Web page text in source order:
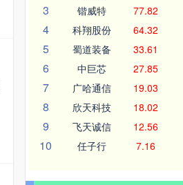
3 锴威特 77.82
4 科翔股份 64.32
5 蜀道装备 33.61
6 中巨芯 27.85
7 广哈通信 19.03
8 欣天科技 18.02
9 飞天诚信 12.56
10 任子行 7.16